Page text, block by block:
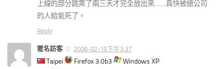
上線的部分跳票了兩三天才完全放出來…….真快被總公司
的人給氣死了。
Reply
匿名訪客 2008-02-19下午3:37
Taipei Firefox 3.0b3
Windows XP